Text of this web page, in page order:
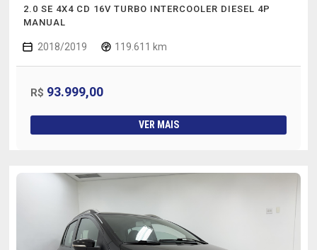
2.0 SE 4X4 CD 16V TURBO INTERCOOLER DIESEL 4P
MANUAL
2018/2019 119.611 km
R$ 93.999,00
VER MAIS